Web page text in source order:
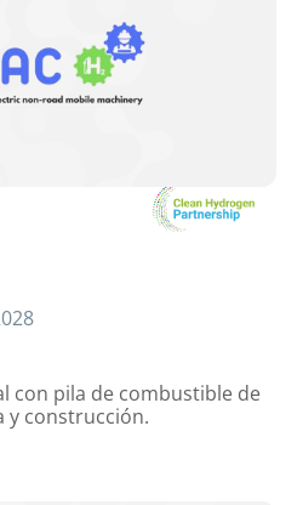
con pila de combustible de
y construcción.